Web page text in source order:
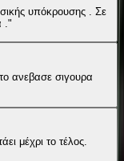
υπόκρουσης . Σε
."
ανεβασε σιγουρα
μέχρι το τέλος.